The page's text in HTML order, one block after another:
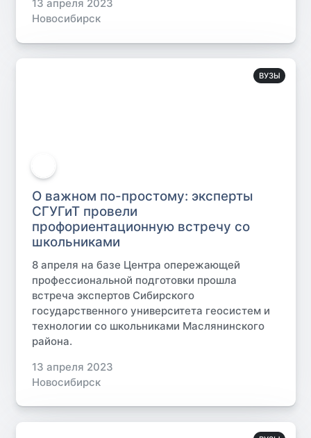
13 апреля 2023
Новосибирск
ВУЗЫ
О важном по-простому: эксперты
СГУГиТ провели
профориентационную встречу со
школьниками
8 апреля на базе Центра опережающей
профессиональной подготовки прошла
встреча экспертов Сибирского
государственного университета геосистем и
технологии со школьниками Маслянинского
района.
13 апреля 2023
Новосибирск